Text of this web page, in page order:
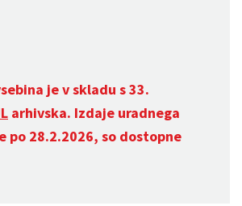
je v skladu s 33.
arhivska. Izdaje uradnega
po 28.2.2026, so dostopne